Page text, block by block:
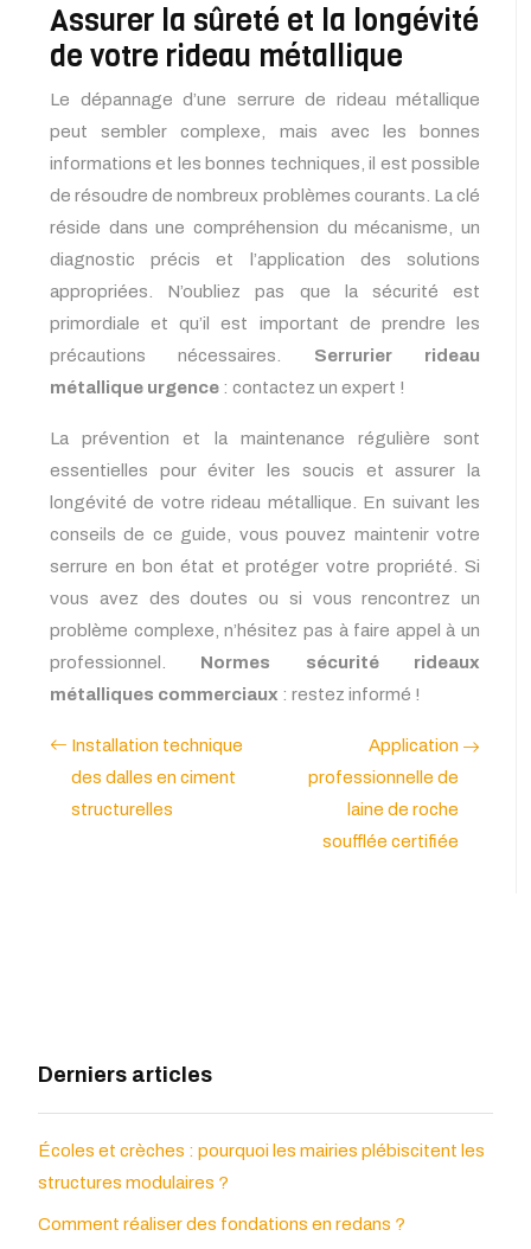
Assurer la sûreté et la longévité
de votre rideau métallique
Le dépannage d’une serrure de rideau métallique
peut sembler complexe, mais avec les bonnes
informations et les bonnes techniques, il est possible
de résoudre de nombreux problèmes courants. La clé
réside dans une compréhension du mécanisme, un
diagnostic précis et l’application des solutions
appropriées. N’oubliez pas que la sécurité est
primordiale et qu’il est important de prendre les
précautions nécessaires. Serrurier rideau
métallique urgence : contactez un expert !
La prévention et la maintenance régulière sont
essentielles pour éviter les soucis et assurer la
longévité de votre rideau métallique. En suivant les
conseils de ce guide, vous pouvez maintenir votre
serrure en bon état et protéger votre propriété. Si
vous avez des doutes ou si vous rencontrez un
problème complexe, n’hésitez pas à faire appel à un
professionnel. Normes sécurité rideaux
métalliques commerciaux : restez informé !
Installation technique
des dalles en ciment
structurelles
Application
professionnelle de
laine de roche
soufflée certifiée
Derniers articles
Écoles et crèches : pourquoi les mairies plébiscitent les
structures modulaires ?
Comment réaliser des fondations en redans ?